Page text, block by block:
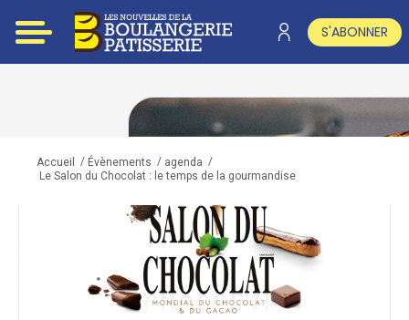
S'ABONNER
Accueil / Évènements / agenda /
Le Salon du Chocolat : le temps de la gourmandise